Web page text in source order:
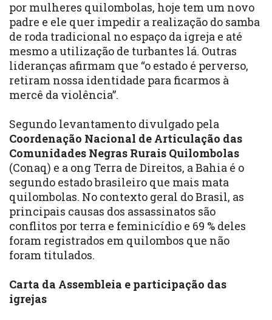
por mulheres quilombolas, hoje tem um novo
padre e ele quer impedir a realização do samba
de roda tradicional no espaço da igreja e até
mesmo a utilização de turbantes lá. Outras
lideranças afirmam que “o estado é perverso,
retiram nossa identidade para ficarmos à
mercê da violência”.
Segundo levantamento divulgado pela
Coordenação Nacional de Articulação das
Comunidades Negras Rurais Quilombolas
(Conaq) e a ong Terra de Direitos, a Bahia é o
segundo estado brasileiro que mais mata
quilombolas. No contexto geral do Brasil, as
principais causas dos assassinatos são
conflitos por terra e feminicídio e 69 % deles
foram registrados em quilombos que não
foram titulados.
Carta da Assembleia e participação das
igrejas